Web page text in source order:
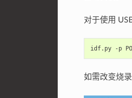
对于使用
idf.py -p
如需改变烧